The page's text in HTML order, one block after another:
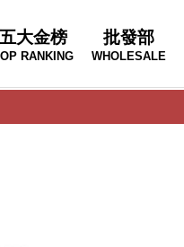
五大金榜
RANKING
批發部
WHOLESALE